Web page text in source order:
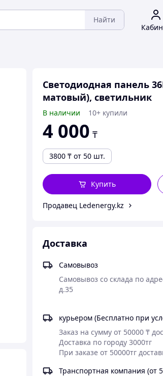
Найти
Светодиодная панель
матовый), светильник
В наличии 10+ купили
4 000 ₸
3800 ₸ от 50 шт.
Купить
Продавец Ledenergy.kz
Доставка
Самовывоз
Самовывоз со склада по
курьером (Бесплатно при
Заказ на сумму от 50000 ₸
Доставка по городу 3000тг
При заказе от 50000тг
Транспортная компания (от